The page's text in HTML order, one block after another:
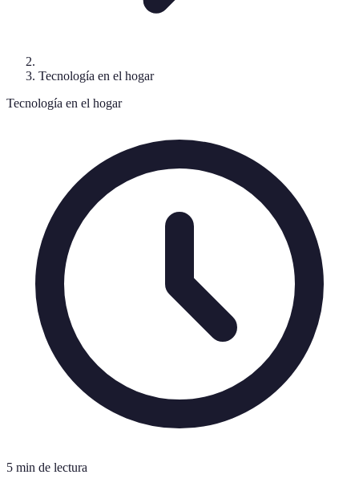
Tecnología en el hogar
Tecnología en el hogar
5 min de lectura